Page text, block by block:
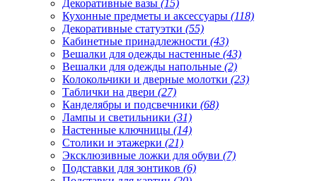
Декоративные вазы (15)
Кухонные предметы и аксессуары (118)
Декоративные статуэтки (55)
Кабинетные принадлежности (43)
Вешалки для одежды настенные (43)
Вешалки для одежды напольные (2)
Колокольчики и дверные молотки (23)
Таблички на двери (27)
Канделябры и подсвечники (68)
Лампы и светильники (31)
Настенные ключницы (14)
Столики и этажерки (21)
Эксклюзивные ложки для обуви (7)
Подставки для зонтиков (6)